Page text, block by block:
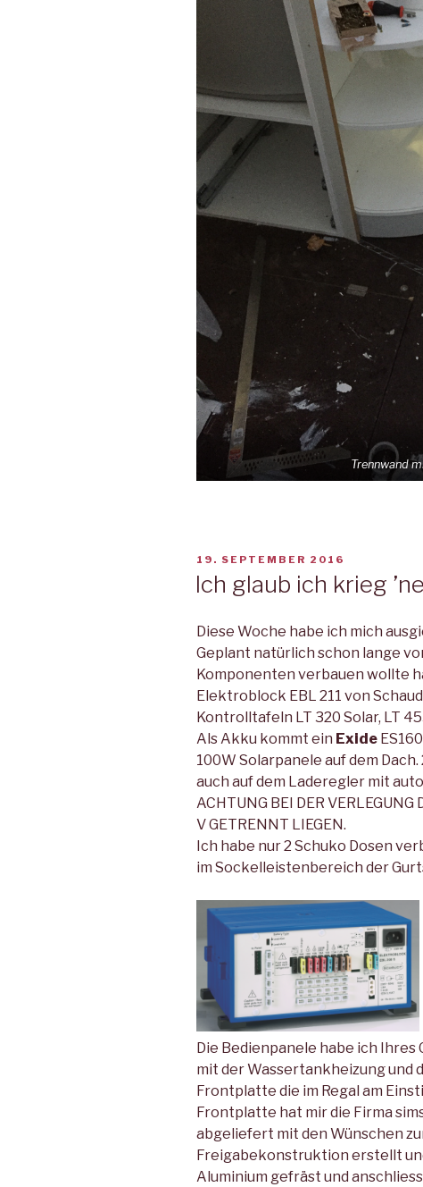
Trennwand
VERÖFFENTLICHT
19. SEPTEMBER 2016
Ich glaub ich krieg
Diese Woche habe ich mich
Geplant natürlich schon lange
Komponenten verbauen wollte
Elektroblock EBL 211 von
Kontrolltafeln LT 320 Solar, LT
Als Akku kommt ein Exide
100W Solarpanele auf dem
auch auf dem Laderegler mit
ACHTUNG BEI DER VERLEGUNG
V GETRENNT LIEGEN.
Ich habe nur 2 Schuko Dosen
im Sockelleistenbereich der
Die Bedienpanele habe ich Ihres
mit der Wassertankheizung und
Frontplatte die im Regal am
Frontplatte hat mir die Firma
abgeliefert mit den Wünschen
Freigabekonstruktion erstellt
Aluminium gefräst und